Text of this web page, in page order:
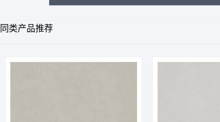
同类产品推荐